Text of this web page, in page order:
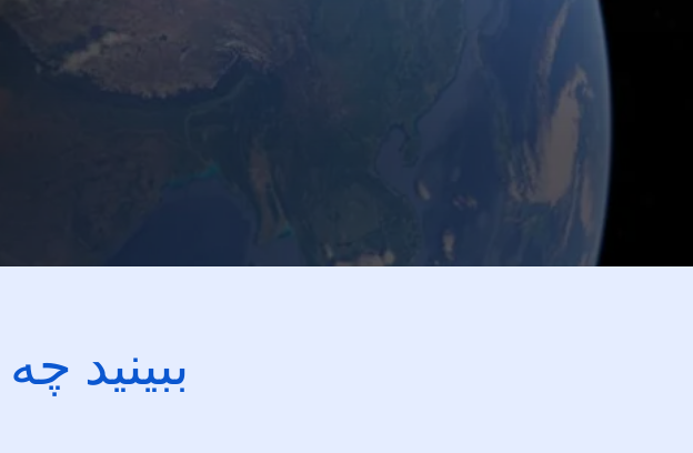
ببینید